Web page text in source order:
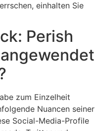
einhalten Sie
Perish
zum Einzelheit
Nuancen seiner
Social-Media-Profile